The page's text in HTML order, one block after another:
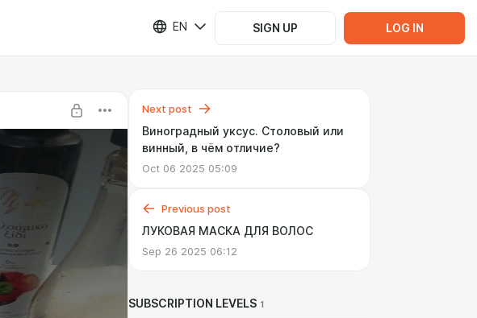
EN SIGN UP LOG IN
Next post
Виноградный уксус. Столовый или
винный, в чём отличие?
Oct 06 2025 05:09
Previous post
ЛУКОВАЯ МАСКА ДЛЯ ВОЛОС
Sep 26 2025 06:12
SUBSCRIPTION LEVELS 1